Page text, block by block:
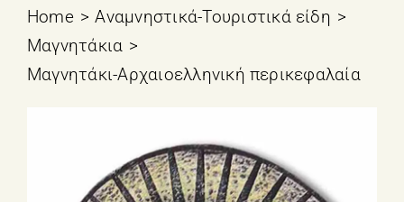
ΟΛΥΜΠΙΣΜΟΣ
ΤΕΣΤ ΕΠΙΛΟΓΗΣ ΑΘΛΗΜΑΤΟΣ
ΒΙΒΛΙΑ
E-SHOP – Πωλητήριο
ΕΚΔΗΛΩΣΕΙΣ
Home
Αναμνηστικά-Τουριστικά είδη
Μαγνητάκια
Μαγνητάκι-Αρχαιοελληνική περικεφαλαία